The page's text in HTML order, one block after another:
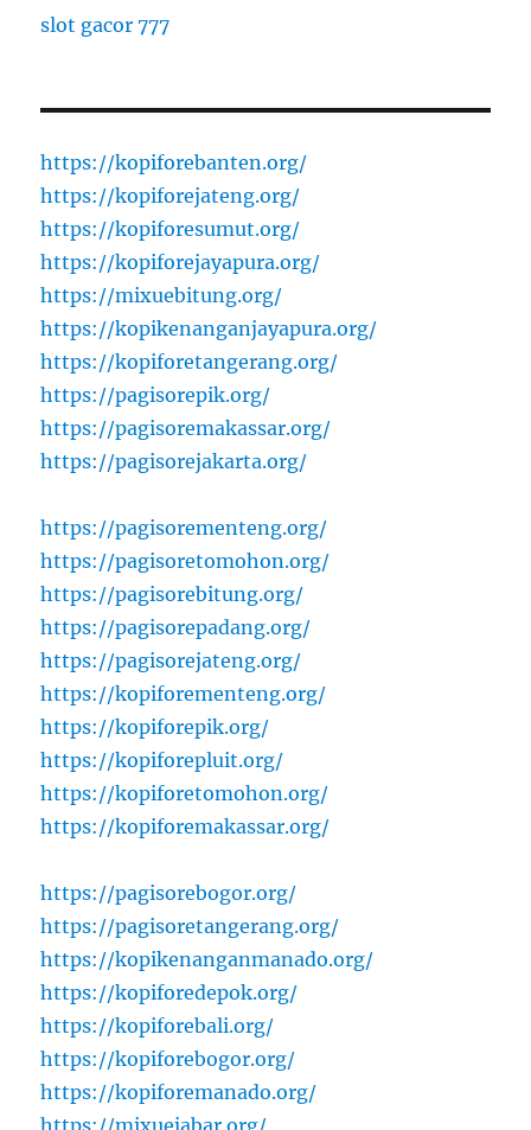
slot gacor 777
https://kopiforebanten.org/
https://kopiforejateng.org/
https://kopiforesumut.org/
https://kopiforejayapura.org/
https://mixuebitung.org/
https://kopikenanganjayapura.org/
https://kopiforetangerang.org/
https://pagisorepik.org/
https://pagisoremakassar.org/
https://pagisorejakarta.org/
https://pagisorementeng.org/
https://pagisoretomohon.org/
https://pagisorebitung.org/
https://pagisorepadang.org/
https://pagisorejateng.org/
https://kopiforementeng.org/
https://kopiforepik.org/
https://kopiforepluit.org/
https://kopiforetomohon.org/
https://kopiforemakassar.org/
https://pagisorebogor.org/
https://pagisoretangerang.org/
https://kopikenanganmanado.org/
https://kopiforedepok.org/
https://kopiforebali.org/
https://kopiforebogor.org/
https://kopiforemanado.org/
https://mixuejabar.org/